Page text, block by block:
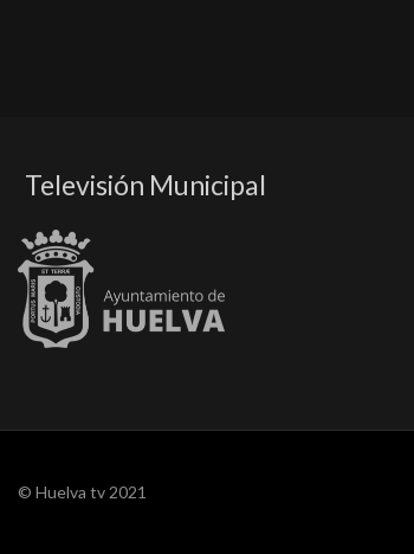
Televisión Municipal
© Huelva tv 2021